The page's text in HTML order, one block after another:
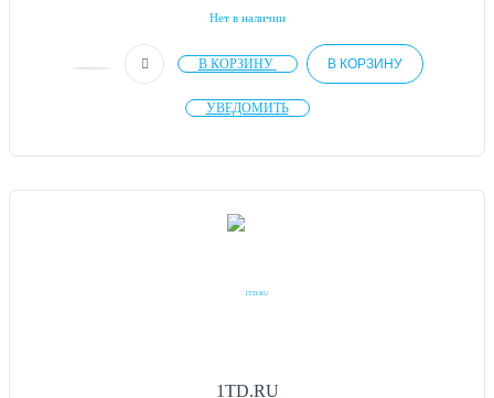
Нет в наличии
В КОРЗИНУ В КОРЗИНУ
УВЕДОМИТЬ
1TD.RU